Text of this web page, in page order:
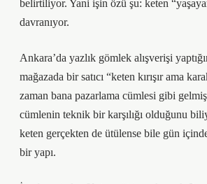
belirtiliyor. Yani işin özü şu: keten
davranıyor.
Ankara’da yazlık gömlek alışverişi
mağazada bir satıcı “keten kırışır ama
zaman bana pazarlama cümlesi gibi
cümlenin teknik bir karşılığı olduğunu
keten gerçekten de ütülense bile gün
bir yapı.